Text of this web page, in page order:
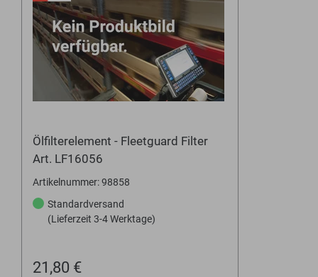
Ölfilterelement - Fleetguard Filter
Art. LF16056
Artikelnummer: 98858
Standardversand
(Lieferzeit 3-4 Werktage)
21,80 €